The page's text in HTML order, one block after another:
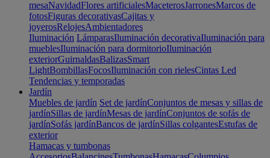
mesaNavidadFlores artificialesMaceterosJarronesMarcos de
fotosFiguras decorativasCajitas y
joyerosRelojesAmbientadores
Iluminación LámparasIluminación decorativaIluminación para
mueblesIluminación para dormitorioIluminación
exteriorGuirnaldasBalizasSmart
LightBombillasFocosIluminación con rielesCintas Led
Tendencias y temporadas
Jardín
Muebles de jardín Set de jardínConjuntos de mesas y sillas de
jardínSillas de jardínMesas de jardínConjuntos de sofás de
jardínSofás jardínBancos de jardínSillas colgantesEstufas de
exterior
Hamacas y tumbonas